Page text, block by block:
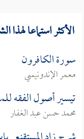
الأكثر استماعا لهذا
سورة الكافرون
معمر الإندونيسي
تيسير أصول الفقه
محمد حسن عبد الغفار